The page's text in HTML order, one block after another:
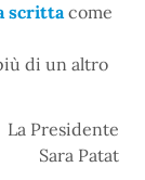
scrittacome
di un altro
La Presidente
Sara Patat